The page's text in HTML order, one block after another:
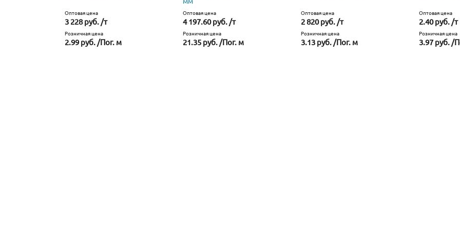
Оптовая цена
3 228 руб. /т
Розничная цена
2.99 руб. /Пог. м
Оптовая цена
4 197.60 руб. /т
Розничная цена
21.35 руб. /Пог. м
Оптовая цена
2 820 руб. /т
Розничная цена
3.13 руб. /Пог. м
Оптовая цена
2.40 руб. /т
Розничная цена
3.97 руб. /